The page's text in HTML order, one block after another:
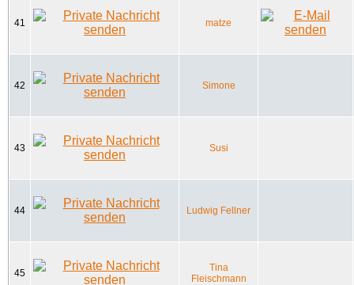
41 matze
42 Simone
43 Susi
44 Ludwig Fellner
45
Tina
Fleischmann